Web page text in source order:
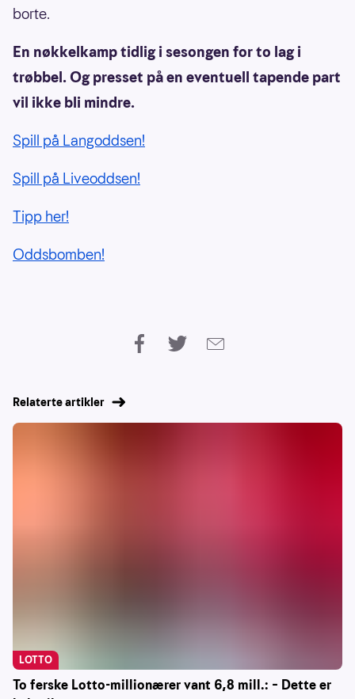
borte.
En nøkkelkamp tidlig i sesongen for to lag i
trøbbel. Og presset på en eventuell tapende part
vil ikke bli mindre.
Spill på Langoddsen!
Spill på Liveoddsen!
Tipp her!
Oddsbomben!
Relaterte artikler
To ferske Lotto-millionærer vant 6,8 mill.: – Dette er
LOTTO